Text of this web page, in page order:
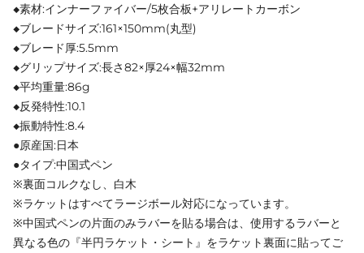
◆素材:インナーファイバー/5枚合板+アリレートカーボン
◆ブレードサイズ:161×150mm(丸型)
◆ブレード厚:5.5mm
◆グリップサイズ:長さ82×厚24×幅32mm
◆平均重量:86g
◆反発特性:10.1
◆振動特性:8.4
●原産国:日本
●タイプ:中国式ペン
※裏面コルクなし、白木
※ラケットはすべてラージボール対応になっています。
※中国式ペンの片面のみラバーを貼る場合は、使用するラバーと
異なる色の『半円ラケット・シート』をラケット裏面に貼ってご